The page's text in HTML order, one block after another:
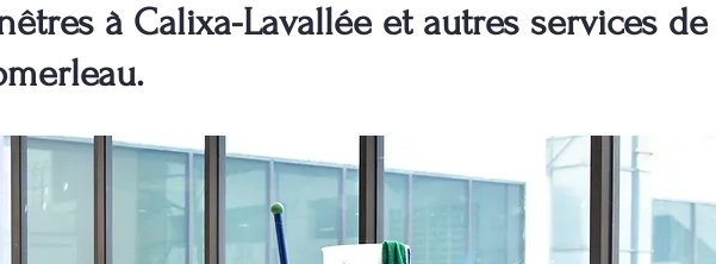
à Calixa-Lavallée et autres services de